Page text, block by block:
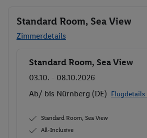
Standard Room, Sea View
Zimmerdetails
Buchen
Standard Room, Sea View
03.10. - 08.10.2026
Ab/ bis Nürnberg (DE) Flugdetails
Standard Room, Sea View
All-Inclusive